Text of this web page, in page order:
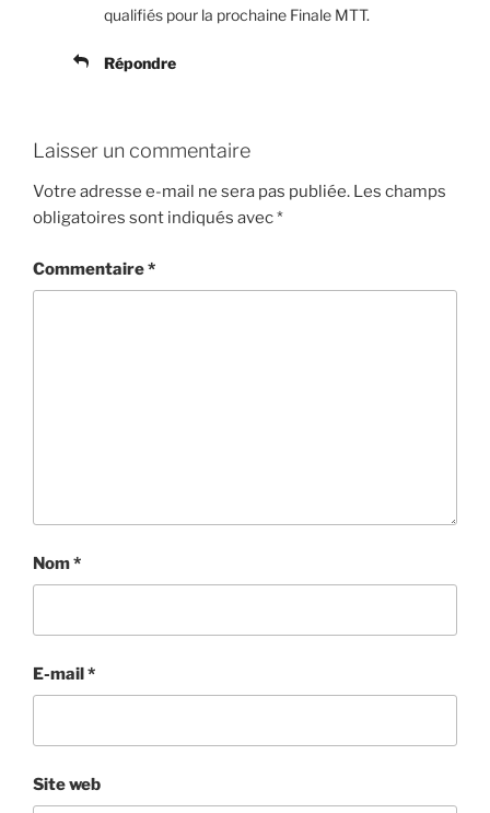
qualifiés pour la prochaine Finale MTT.
Répondre
Laisser un commentaire
Votre adresse e-mail ne sera pas publiée. Les champs
obligatoires sont indiqués avec*
Commentaire*
Nom*
E-mail*
Site web